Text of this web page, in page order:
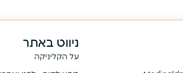
ניווט באתר
על הקליניקה